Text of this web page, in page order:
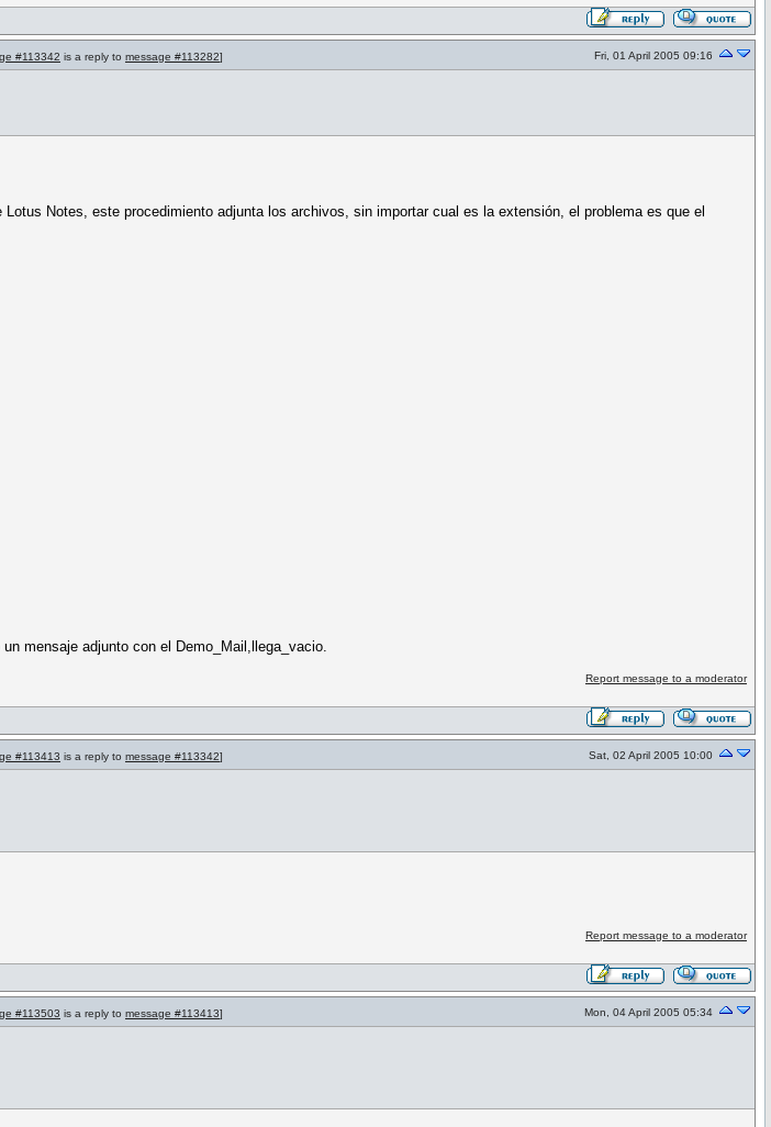
#113342 is a reply to message #113282] Fri, 01 April 2005 09:16
Notes, este procedimiento adjunta los archivos, sin importar cual es la extensión, el problema es que el
mensaje adjunto con el Demo_Mail,llega_vacio.
Report message to a moderator
#113413 is a reply to message #113342] Sat, 02 April 2005 10:00
Report message to a moderator
#113503 is a reply to message #113413] Mon, 04 April 2005 05:34